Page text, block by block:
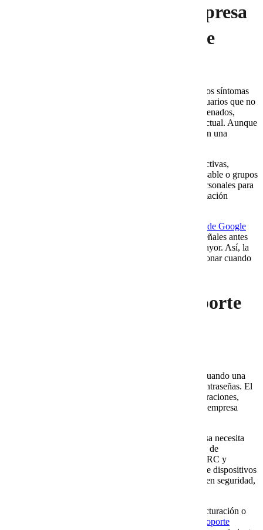
3. Señales de que una empresa
necesita apoyo con Google
Una empresa suele necesitar apoyo cuando empiezan los síntomas
operativos. Por ejemplo, correos que llegan a spam, usuarios que no
reciben mensajes, cuentas bloqueadas, archivos desordenados,
permisos confusos o falta de respuesta del proveedor actual. Aunque
estos problemas parecen aislados, muchas veces indican una
También conviene revisar si existen cuentas antiguas activas,
usuarios sin verificación en dos pasos, alias sin responsable o grupos
mal configurados. Además, si el equipo usa correos personales para
temas laborales, la empresa pierde control sobre información
problemas frecuentes de Google
, porque permiten identificar señales antes
de que el problema se convierta en una interrupción mayor. Así, la
empresa puede actuar con diagnóstico y no solo reaccionar cuando
4. La importancia del soporte
El soporte especializado es una diferencia importante cuando una
empresa crece. Además, no se trata solo de resolver contraseñas. El
soporte debe ayudar a prevenir errores, revisar configuraciones,
atender incidentes, documentar cambios y orientar a la empresa
Por ejemplo, si una cuenta crítica se bloquea, la empresa necesita
una respuesta rápida. Si el dominio presenta problemas de
autenticación, alguien debe revisar SPF, DKIM, DMARC y
registros DNS. Si los usuarios no pueden acceder desde dispositivos
móviles, el soporte debe identificar si el problema está en seguridad,
Por eso, cuando el correo es parte central de ventas, facturación o
cuándo contratar soporte